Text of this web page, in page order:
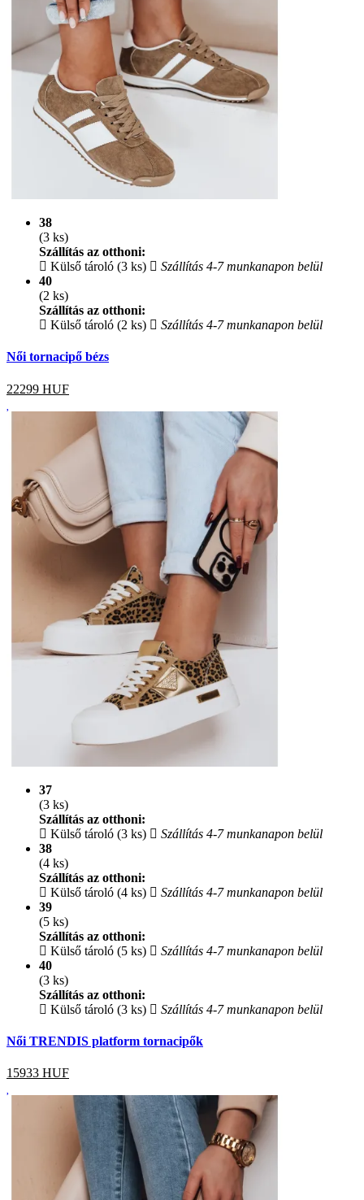
38
(3 ks)
Szállítás az otthoni:
Külső tároló (3 ks)
Szállítás 4-7 munkanapon belül
40
(2 ks)
Szállítás az otthoni:
Külső tároló (2 ks)
Szállítás 4-7 munkanapon belül
Női tornacipő bézs
22299 HUF
37
(3 ks)
Szállítás az otthoni:
Külső tároló (3 ks)
Szállítás 4-7 munkanapon belül
38
(4 ks)
Szállítás az otthoni:
Külső tároló (4 ks)
Szállítás 4-7 munkanapon belül
39
(5 ks)
Szállítás az otthoni:
Külső tároló (5 ks)
Szállítás 4-7 munkanapon belül
40
(3 ks)
Szállítás az otthoni:
Külső tároló (3 ks)
Szállítás 4-7 munkanapon belül
Női TRENDIS platform tornacipők
15933 HUF